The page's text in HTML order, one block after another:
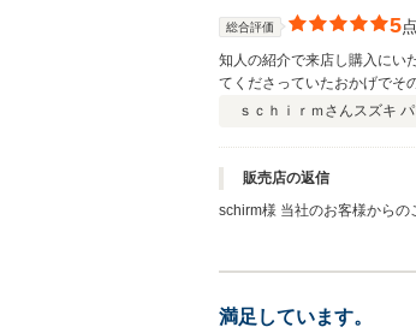
総合評価 5点
知人の紹介で来店し購入にい
てくださっていたおかげでそ
ｓｃｈｉｒｍさんスズキ
販売店の返信
schirm様 当社のお客様からのご紹介で、この度はご成約いただきましてありがとうございました。 その後調子よく乗っていただけ
満足しています。